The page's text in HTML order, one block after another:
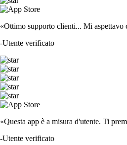
«Ottimo supporto clienti... Mi
-Utente verificato
«Questa app è a misura d'utente. Ti
-Utente verificato